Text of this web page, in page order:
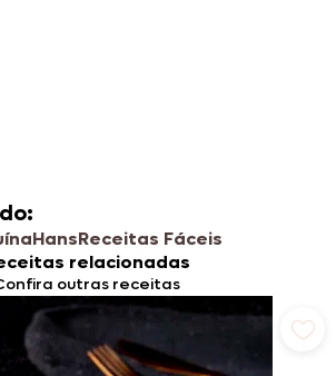
HansReceitas Fáceis
relacionadas
outras receitas